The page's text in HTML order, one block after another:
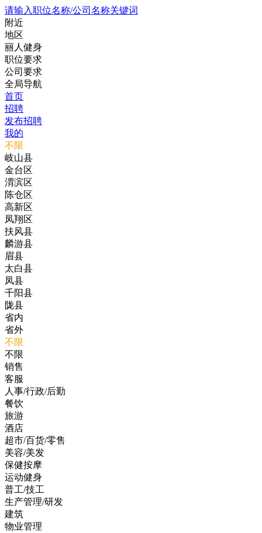
请输入职位名称/公司名称关键词
附近
地区
丽人健身
职位要求
公司要求
全局导航
首页
招聘
发布招聘
我的
不限
岐山县
金台区
渭滨区
陈仓区
高新区
凤翔区
扶风县
麟游县
眉县
太白县
凤县
千阳县
陇县
省内
省外
不限
不限
销售
客服
人事/行政/后勤
餐饮
旅游
酒店
超市/百货/零售
美容/美发
保健按摩
运动健身
普工/技工
生产管理/研发
建筑
物业管理